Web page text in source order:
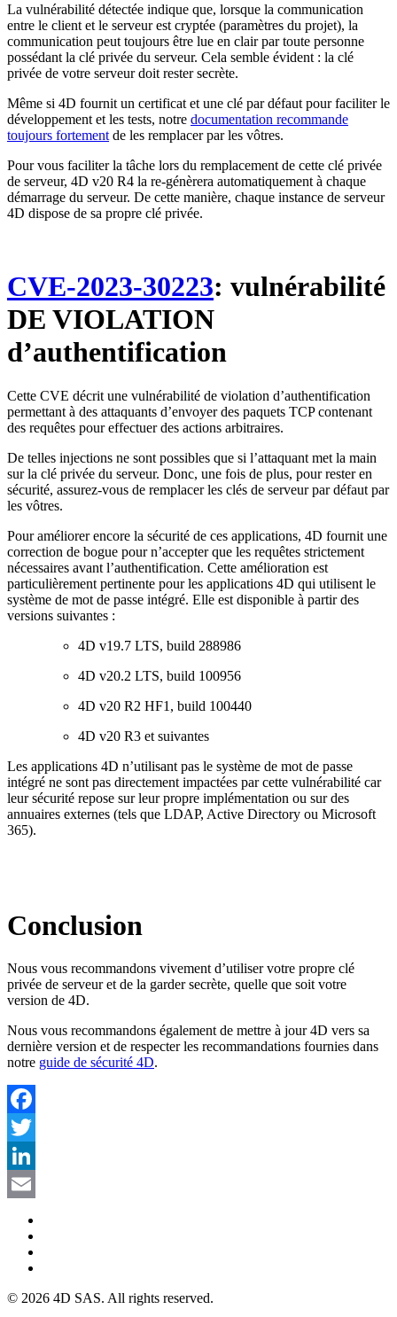
La vulnérabilité détectée indique que, lorsque la communication
entre le client et le serveur est cryptée (paramètres du projet), la
communication peut toujours être lue en clair par toute personne
possédant la clé privée du serveur. Cela semble évident : la clé
privée de votre serveur doit rester secrète.
Même si 4D fournit un certificat et une clé par défaut pour faciliter le
développement et les tests, notre documentation recommande
toujours fortement de les remplacer par les vôtres.
Pour vous faciliter la tâche lors du remplacement de cette clé privée
de serveur, 4D v20 R4 la re-génèrera automatiquement à chaque
démarrage du serveur. De cette manière, chaque instance de serveur
4D dispose de sa propre clé privée.
CVE-2023-30223: vulnérabilité
DE VIOLATION
d’authentification
Cette CVE décrit une vulnérabilité de violation d’authentification
permettant à des attaquants d’envoyer des paquets TCP contenant
des requêtes pour effectuer des actions arbitraires.
De telles injections ne sont possibles que si l’attaquant met la main
sur la clé privée du serveur. Donc, une fois de plus, pour rester en
sécurité, assurez-vous de remplacer les clés de serveur par défaut par
les vôtres.
Pour améliorer encore la sécurité de ces applications, 4D fournit une
correction de bogue pour n’accepter que les requêtes strictement
nécessaires avant l’authentification. Cette amélioration est
particulièrement pertinente pour les applications 4D qui utilisent le
système de mot de passe intégré. Elle est disponible à partir des
versions suivantes :
4D v19.7 LTS, build 288986
4D v20.2 LTS, build 100956
4D v20 R2 HF1, build 100440
4D v20 R3 et suivantes
Les applications 4D n’utilisant pas le système de mot de passe
intégré ne sont pas directement impactées par cette vulnérabilité car
leur sécurité repose sur leur propre implémentation ou sur des
annuaires externes (tels que LDAP, Active Directory ou Microsoft
365).
Conclusion
Nous vous recommandons vivement d’utiliser votre propre clé
privée de serveur et de la garder secrète, quelle que soit votre
version de 4D.
Nous vous recommandons également de mettre à jour 4D vers sa
dernière version et de respecter les recommandations fournies dans
notre guide de sécurité 4D.
Facebook
Twitter
LinkedIn
© 2026 4D SAS. All rights reserved.